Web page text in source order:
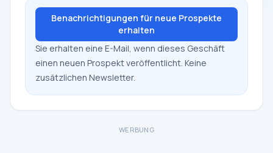
Benachrichtigungen für neue Prospekte
erhalten
Sie erhalten eine E-Mail, wenn dieses Geschäft
einen neuen Prospekt veröffentlicht. Keine
zusätzlichen Newsletter.
WERBUNG